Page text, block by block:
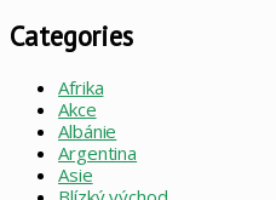
Categories
Afrika
Akce
Albánie
Argentina
Asie